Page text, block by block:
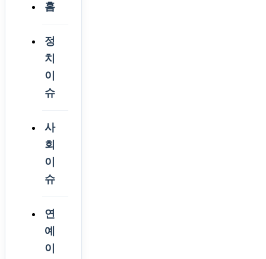
홈
정
치
이
슈
사
회
이
슈
연
예
이